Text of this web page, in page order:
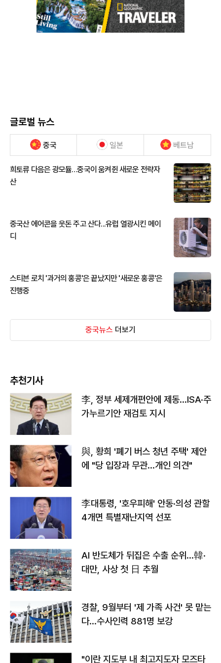
글로벌 뉴스
중국 일본 베트남
희토류 다음은 광모듈…중국이 움켜쥔 새로운 전략자
산
중국산 에어콘을 웃돈 주고 산다...유럽 열광시킨 메이
디
스티븐 로치 '과거의 홍콩'은 끝났지만 '새로운 홍콩'은
진행중
중국뉴스 더보기
추천기사
李, 정부 세제개편안에 제동…ISA·주
가누르기안 재검토 지시
與, 황희 '폐기 버스 청년 주택' 제안
에 "당 입장과 무관…개인 의견"
李대통령, '호우피해' 안동·의성 관할
4개면 특별재난지역 선포
AI 반도체가 뒤집은 수출 순위…韓·
대만, 사상 첫 日 추월
경찰, 9월부터 '제 가족 사건' 못 맡는
다…수사인력 881명 보강
"이란 지도부 내 최고지도자 모즈타